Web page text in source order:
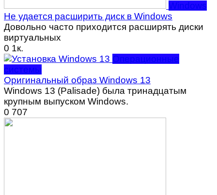
Windows
Не удается расширить диск в Windows
Довольно часто приходится расширять диски
виртуальных
0 1к.
Операционные
системы
Оригинальный образ Windows 13
Windows 13 (Palisade) была тринадцатым
крупным выпуском Windows.
0 707